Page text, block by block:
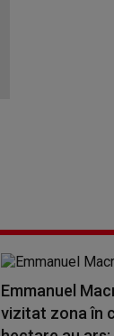
Emmanuel
vizitat zona în